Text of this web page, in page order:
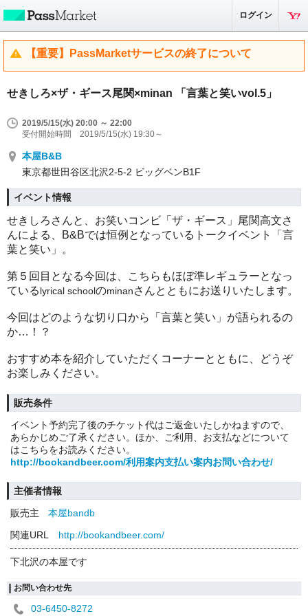
ログイン
【重要】PassMarketサービスの終了について
せきしろ×ザ・ギース尾関×minan 「言葉と笑いvol.5」
2019/5/15(水) 20:00 ～ 22:00
受付開始時間 2019/5/15(水) 19:30～
本屋B&B
東京都世田谷区北沢2-5-2 ビッグベンB1F
イベント情報
せきしろさんと、お笑いコンビ「ザ・ギース」尾関高文さ
んによる、
B&Bでは恒例となっているトークイベント「言
葉と笑い」。
第５回目となる今回は、こちらもほぼ準レギュラーとなっ
ているlyrical schoolのminanさんとともにお送りいたします。
今回はどのような切り口から「言葉と笑い」が語られるの
か… ！？
おすすめ本を紹介していただくコーナーとともに、どうぞ
お楽しみください。
販売条件
イベント予約完了後のチケット代はご返金いたしかねますので、
あらかじめご了承ください。ほか、ご利用、お支払などについて
はこちらをお読みください。
http://bookandbeer.com/利用案内支払い案内お問い合わせ/
主催者情報
販売主
本屋bandb
関連URL
http://bookandbeer.com/
下北沢の本屋です
お問い合わせ先
03-6450-8272